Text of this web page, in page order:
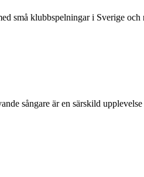
små klubbspelningar i Sverige
sångare är en särskild